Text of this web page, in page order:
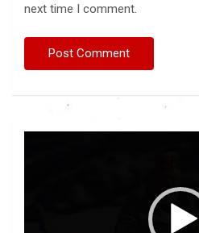
next time I comment.